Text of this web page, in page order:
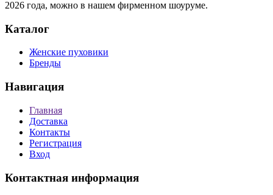
2026 года, можно в нашем фирменном шоуруме.
Каталог
Женские пуховики
Бренды
Навигация
Главная
Доставка
Контакты
Регистрация
Вход
Контактная информация